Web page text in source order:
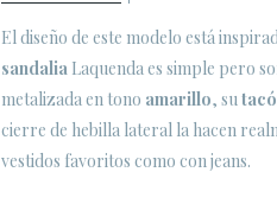
El diseño de este modelo está
sandalia Laquenda es simple pero
metalizada en tono amarillo, su
cierre de hebilla lateral la hacen
vestidos favoritos como con jeans.